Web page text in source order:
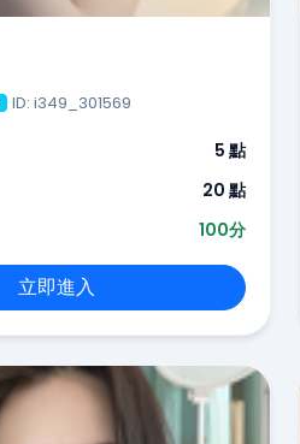
ID: i349_301569
5 點
20 點
100分
立即進入